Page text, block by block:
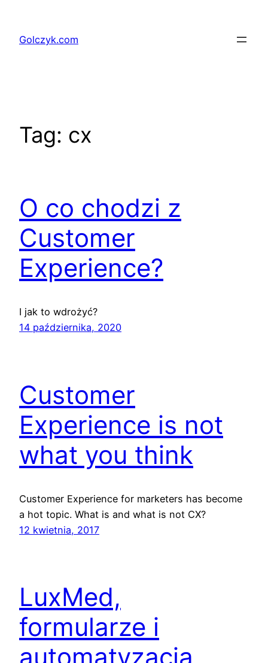
treściGolczyk.com
Tag: cx
O co chodzi z
Customer
Experience?
I jak to wdrożyć?
14 października, 2020
Customer
Experience is not
what you think
Customer Experience for marketers has become
a hot topic. What is and what is not CX?
12 kwietnia, 2017
LuxMed,
formularze i